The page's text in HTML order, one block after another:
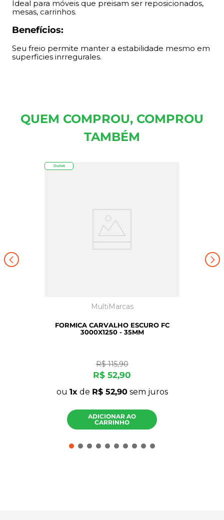
Ideal para móveis que preisam ser reposicionados,
mesas, carrinhos.
Benefícios:
Seu freio permite manter a estabilidade mesmo em
superficies inrregurales.
QUEM COMPROU, COMPROU
TAMBÉM
Outlet
MultiMarcas
FORMICA CARVALHO ESCURO FC
3000X1250 - 35MM
R$ 115,90
R$ 52,90
ou 1 de R$ 52,90sem juros
ADICIONAR AO
CARRINHO